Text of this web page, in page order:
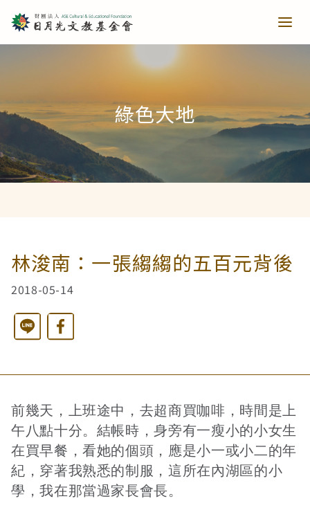
青少培育
助力培育
樂讀種書
教育推廣
當主播遇上古人第一季
全球華文學生文學獎-永續日月特別獎
藝文扎根
慈善同樂會
農田水利
港灣建設
最新動態
關於我們
關於我們
文章搜尋
綠色大地
林浚南：一張縐縐的五百元背後
2018-05-14
Line
前幾天，上班途中，去超商買咖啡，時間是上
午八點十分。結帳時，身旁有一瘦小的小女生
在買早餐，看她的個頭，應是小一或小二的年
紀，穿著我熟悉的制服，這所在內湖區的小
學，我在那當過家長會長。